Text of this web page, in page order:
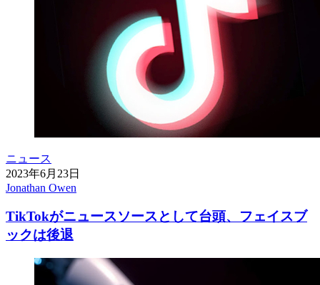
ニュース
2023年6月23日
Jonathan Owen
TikTokがニュースソースとして台頭、フェイスブ
ックは後退